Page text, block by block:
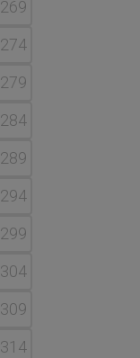
269
274
279
284
289
294
299
304
309
314